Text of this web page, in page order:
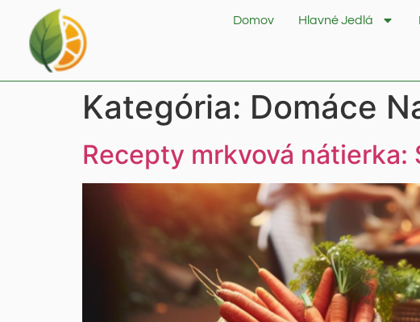
Domov Hlavné Jedlá
Kategória: Domáce
Recepty mrkvová